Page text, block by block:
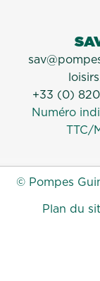
+33 (0)
Numéro
TTC/
© Pompes
Plan du